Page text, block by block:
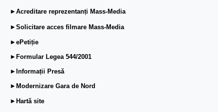
►Acreditare reprezentanți Mass-Media
►Solicitare acces filmare Mass-Media
►ePetiție
►Formular Legea 544/2001
►Informații Presă
►Modernizare Gara de Nord
►Hartă site